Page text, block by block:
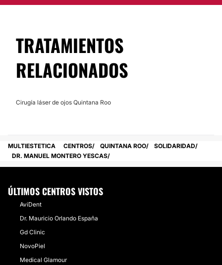
TRATAMIENTOS
RELACIONADOS
Cirugía láser de ojos Quintana Roo
MULTIESTETICA CENTROS QUINTANA ROO
SOLIDARIDAD
DR. MANUEL MONTERO YESCAS
ÚLTIMOS CENTROS VISTOS
AviDent
Dr. Mauricio Orlando España
Gd Clinic
NovoPiel
Medical Glamour